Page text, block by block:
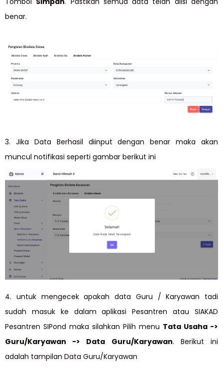
benar.
3. Jika Data Berhasil diinput dengan benar maka akan
muncul notifikasi seperti gambar berikut ini
4. untuk mengecek apakah data Guru / Karyawan tadi
sudah masuk ke dalam aplikasi Pesantren atau SIAKAD
Pesantren SIPond maka silahkan Pilih menu Tata Usaha ->
Guru/Karyawan -> Data Guru/Karyawan. Berikut ini
adalah tampilan Data Guru/Karyawan